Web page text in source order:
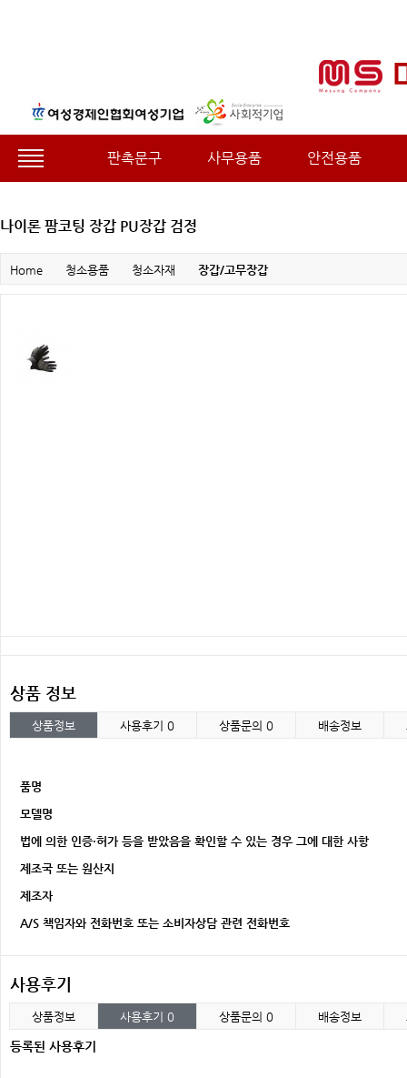
판촉문구 사무용품 안전용품
나이론 팜코팅 장갑 PU장갑 검정
Home 청소용품 청소자재 장갑/고무장갑
상품 정보
상품정보 사용후기 0 상품문의 0 배송정보
품명
모델명
법에 의한 인증·허가 등을 받았음을 확인할 수 있는 경우 그에 대한 사항
제조국 또는 원산지
제조자
A/S 책임자와 전화번호 또는 소비자상담 관련 전화번호
사용후기
상품정보 사용후기 0 상품문의 0 배송정보
등록된 사용후기